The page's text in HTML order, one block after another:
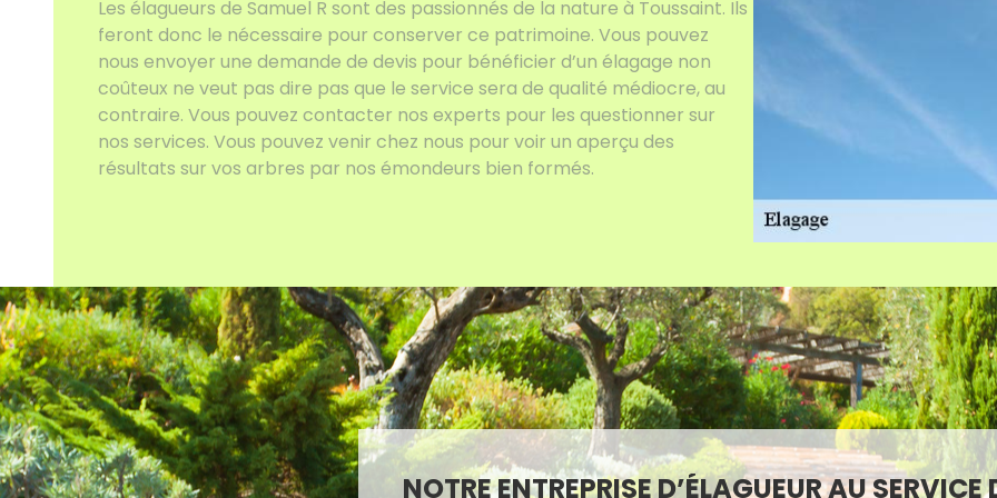
Les élagueurs de Samuel R sont des passionnés de la nature à Toussaint. Ils
feront donc le nécessaire pour conserver ce patrimoine. Vous pouvez
nous envoyer une demande de devis pour bénéficier d’un élagage non
coûteux ne veut pas dire pas que le service sera de qualité médiocre, au
contraire. Vous pouvez contacter nos experts pour les questionner sur
nos services. Vous pouvez venir chez nous pour voir un aperçu des
résultats sur vos arbres par nos émondeurs bien formés.
NOTRE ENTREPRISE D’ÉLAGUEUR AU SERVICE